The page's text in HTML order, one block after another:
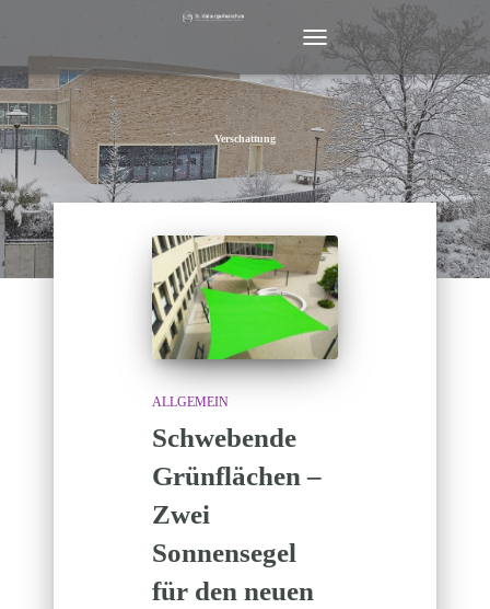
NAVIGATION
UMSCHALTEN
Verschattung
ALLGEMEIN
Schwebende
Grünflächen –
Zwei
Sonnensegel
für den neuen